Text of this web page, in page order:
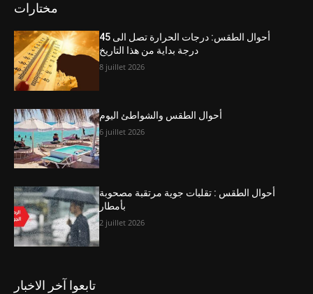
مختارات
أحوال الطقس: درجات الحرارة تصل الى 45
درجة بداية من هذا التاريخ
8 juillet 2026
أحوال الطقس والشواطئ اليوم
6 juillet 2026
أحوال الطقس : تقلبات جوية مرتقبة مصحوبة
بأمطار
2 juillet 2026
تابعوا آخر الاخبار